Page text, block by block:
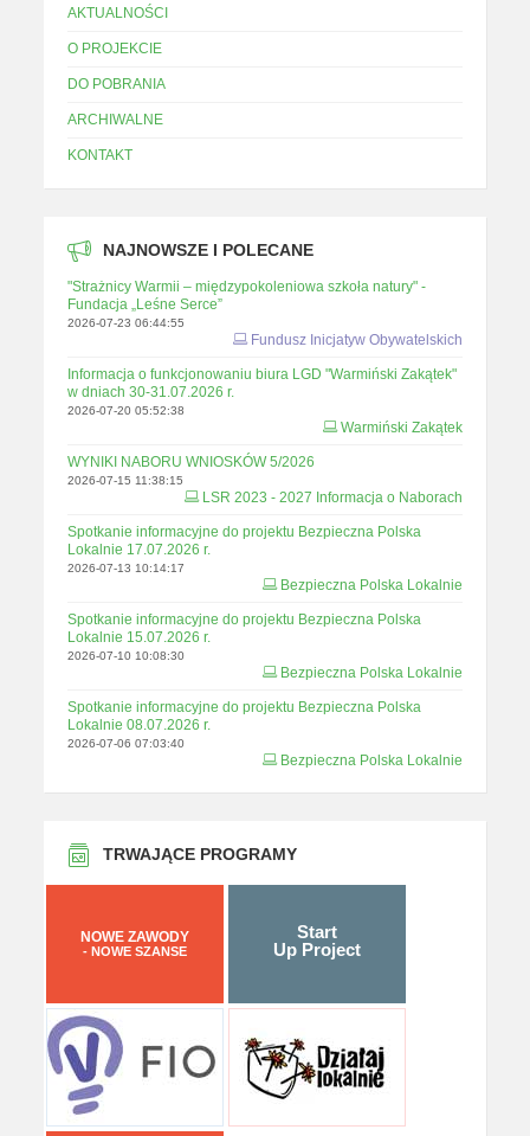
AKTUALNOŚCI
O PROJEKCIE
DO POBRANIA
ARCHIWALNE
KONTAKT
NAJNOWSZE I POLECANE
"Strażnicy Warmii – międzypokoleniowa szkoła natury" -
Fundacja „Leśne Serce”
2026-07-23 06:44:55
Fundusz Inicjatyw Obywatelskich
Informacja o funkcjonowaniu biura LGD "Warmiński Zakątek"
w dniach 30-31.07.2026 r.
2026-07-20 05:52:38
Warmiński Zakątek
WYNIKI NABORU WNIOSKÓW 5/2026
2026-07-15 11:38:15
LSR 2023 - 2027 Informacja o Naborach
Spotkanie informacyjne do projektu Bezpieczna Polska
Lokalnie 17.07.2026 r.
2026-07-13 10:14:17
Bezpieczna Polska Lokalnie
Spotkanie informacyjne do projektu Bezpieczna Polska
Lokalnie 15.07.2026 r.
2026-07-10 10:08:30
Bezpieczna Polska Lokalnie
Spotkanie informacyjne do projektu Bezpieczna Polska
Lokalnie 08.07.2026 r.
2026-07-06 07:03:40
Bezpieczna Polska Lokalnie
TRWAJĄCE PROGRAMY
NOWE ZAWODY
- NOWE SZANSE
Start
Up Project